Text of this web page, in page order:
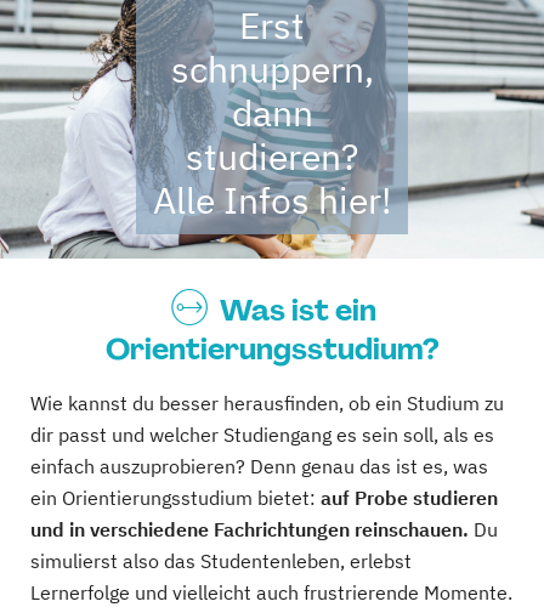
Erst
schnuppern,
dann
studieren?
Alle Infos hier!
Was ist ein
Orientierungsstudium?
Wie kannst du besser herausfinden, ob ein Studium zu
dir passt und welcher Studiengang es sein soll, als es
einfach auszuprobieren? Denn genau das ist es, was
ein Orientierungsstudium bietet: auf Probe studieren
und in verschiedene Fachrichtungen reinschauen. Du
simulierst also das Studentenleben, erlebst
Lernerfolge und vielleicht auch frustrierende Momente.